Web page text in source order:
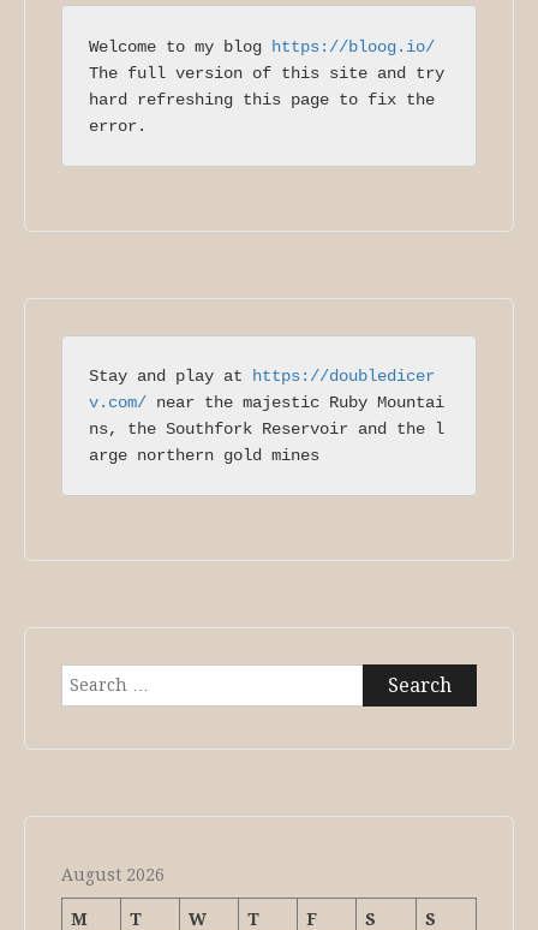
Welcome to my blog
https://bloog.io/
The full version of this site and try
hard refreshing this page to fix the
error.
Stay and play at
https://doubledicer
v.com/ near the majestic Ruby Mountai
ns, the Southfork Reservoir and the l
arge northern gold mines
Search
August 2026
M T W T F S S